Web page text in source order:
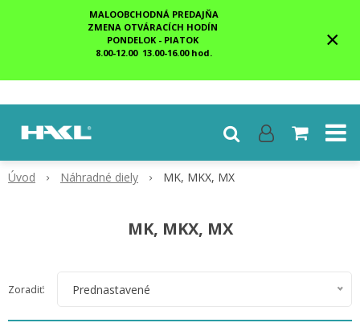
MALOOBCHODNÁ PREDAJŇA
ZMENA OTVÁRACÍCH HODÍN
PONDELOK - PIATOK
8.00-12.00 13.00-16.00 hod.
×
Úvod Náhradné diely MK, MKX, MX
MK, MKX, MX
Zoradiť: Prednastavené